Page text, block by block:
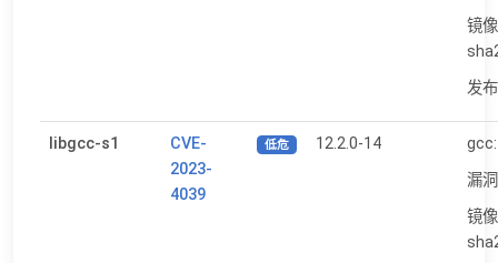
镜
发
libgcc-s1
CVE-
2023-
4039
低危 12.2.0-14
漏
镜